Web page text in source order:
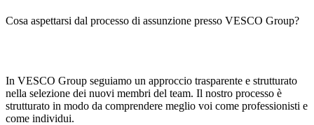
Cosa aspettarsi dal processo di assunzione presso VESCO Group?
In VESCO Group seguiamo un approccio trasparente e strutturato
nella selezione dei nuovi membri del team. Il nostro processo è
strutturato in modo da comprendere meglio voi come professionisti e
come individui.